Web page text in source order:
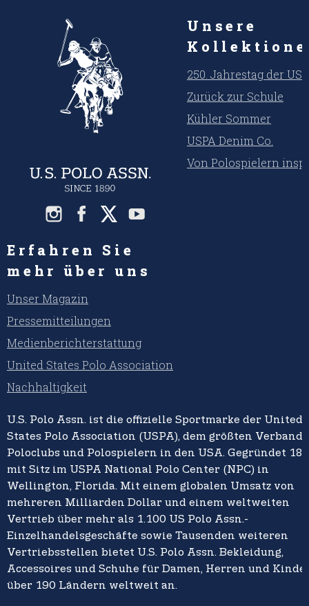
Unsere
250. Jahrestag der
Zurück zur Schule
Kühler Sommer
USPA Denim Co.
Von Polospielern
Erfahren Sie
mehr über uns
Unser Magazin
Pressemitteilungen
Medienberichterstattung
United States Polo Association
Nachhaltigkeit
U.S. Polo Assn. ist die offizielle Sportmarke der United
States Polo Association (USPA), dem größten Verband
Poloclubs und Polospielern in den USA. Gegründet
mit Sitz im USPA National Polo Center (NPC) in
Wellington, Florida. Mit einem globalen Umsatz von
mehreren Milliarden Dollar und einem weltweiten
Vertrieb über mehr als 1.100 US Polo Assn.-
Einzelhandelsgeschäfte sowie Tausenden weiteren
Vertriebsstellen bietet U.S. Polo Assn. Bekleidung,
Accessoires und Schuhe für Damen, Herren und
über 190 Ländern weltweit an.